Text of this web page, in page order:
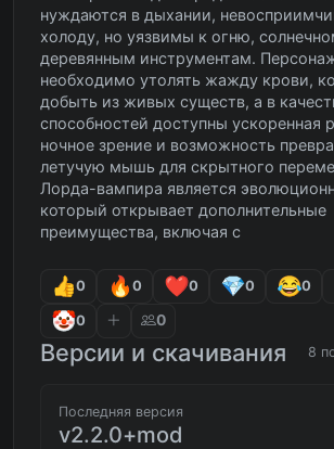
нуждаются в дыхании,
холоду, но уязвимы к огню,
деревянным инструментам.
необходимо утолять жажду крови,
добыть из живых существ, а в
способностей доступны ускоренная
ночное зрение и возможность
летучую мышь для скрытного
Лорда-вампира является
который открывает дополнительные
преимущества, включая с
0 0 0 0 0
0 0
Версии и скачивания 8
Последняя версия
v2.2.0+mod